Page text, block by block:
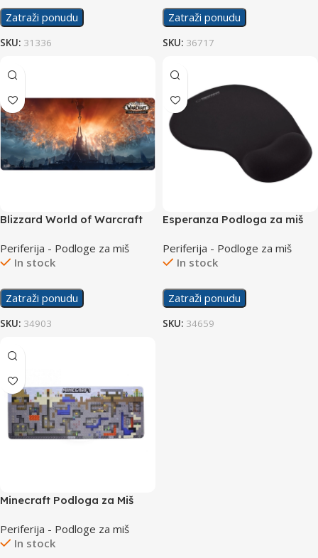
Zatraži ponudu
SKU: 31336
Zatraži ponudu
SKU: 36717
Blizzard World of Warcraft
Podloga za Miš XL
Periferija - Podloge za miš
In stock
Zatraži ponudu
SKU: 34903
Esperanza Podloga za miš
Periferija - Podloge za miš
In stock
Zatraži ponudu
SKU: 34659
Minecraft Podloga za Miš
Periferija - Podloge za miš
In stock